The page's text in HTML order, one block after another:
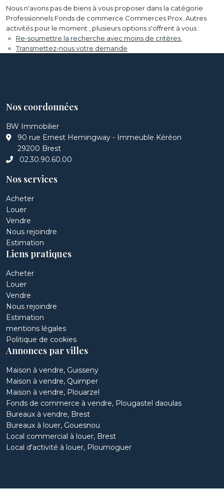
Nous n'avons pas de biens à vous proposer dans la catégorie
Professionnels Fonds de commerce Commerces Prox. Autres
activités pour le moment , plusieurs options s'offrent à vous :
Re-soumettre la recherche avec moins de critères.
Transmettez-nous votre demande
Nos coordonnées
BW Immobilier
90 rue Ernest Hemingway - Immeuble Kéréon
29200 Brest
02.30.90.60.00
Nos services
Acheter
Louer
Vendre
Nous rejoindre
Estimation
Liens pratiques
Acheter
Louer
Vendre
Nous rejoindre
Estimation
mentions légales
Politique de cookies
Annonces par villes
Maison à vendre, Guisseny
Maison à vendre, Quimper
Maison à vendre, Plouarzel
Fonds de commerce à vendre, Plougastel daoulas
Bureaux à vendre, Brest
Bureaux à louer, Gouesnou
Local commercial à louer, Brest
Local d'activité à louer, Ploumoguer